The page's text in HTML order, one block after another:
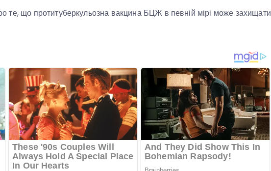
те, що протитуберкульозна вакцина БЦЖ в певній мірі може захищати